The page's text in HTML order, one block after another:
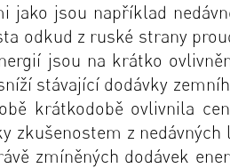
jako jsou například
odkud z ruské strany
jsou na krátko
stávající dodávky
krátkodobě ovlivnila
z
zmíněných dodávek